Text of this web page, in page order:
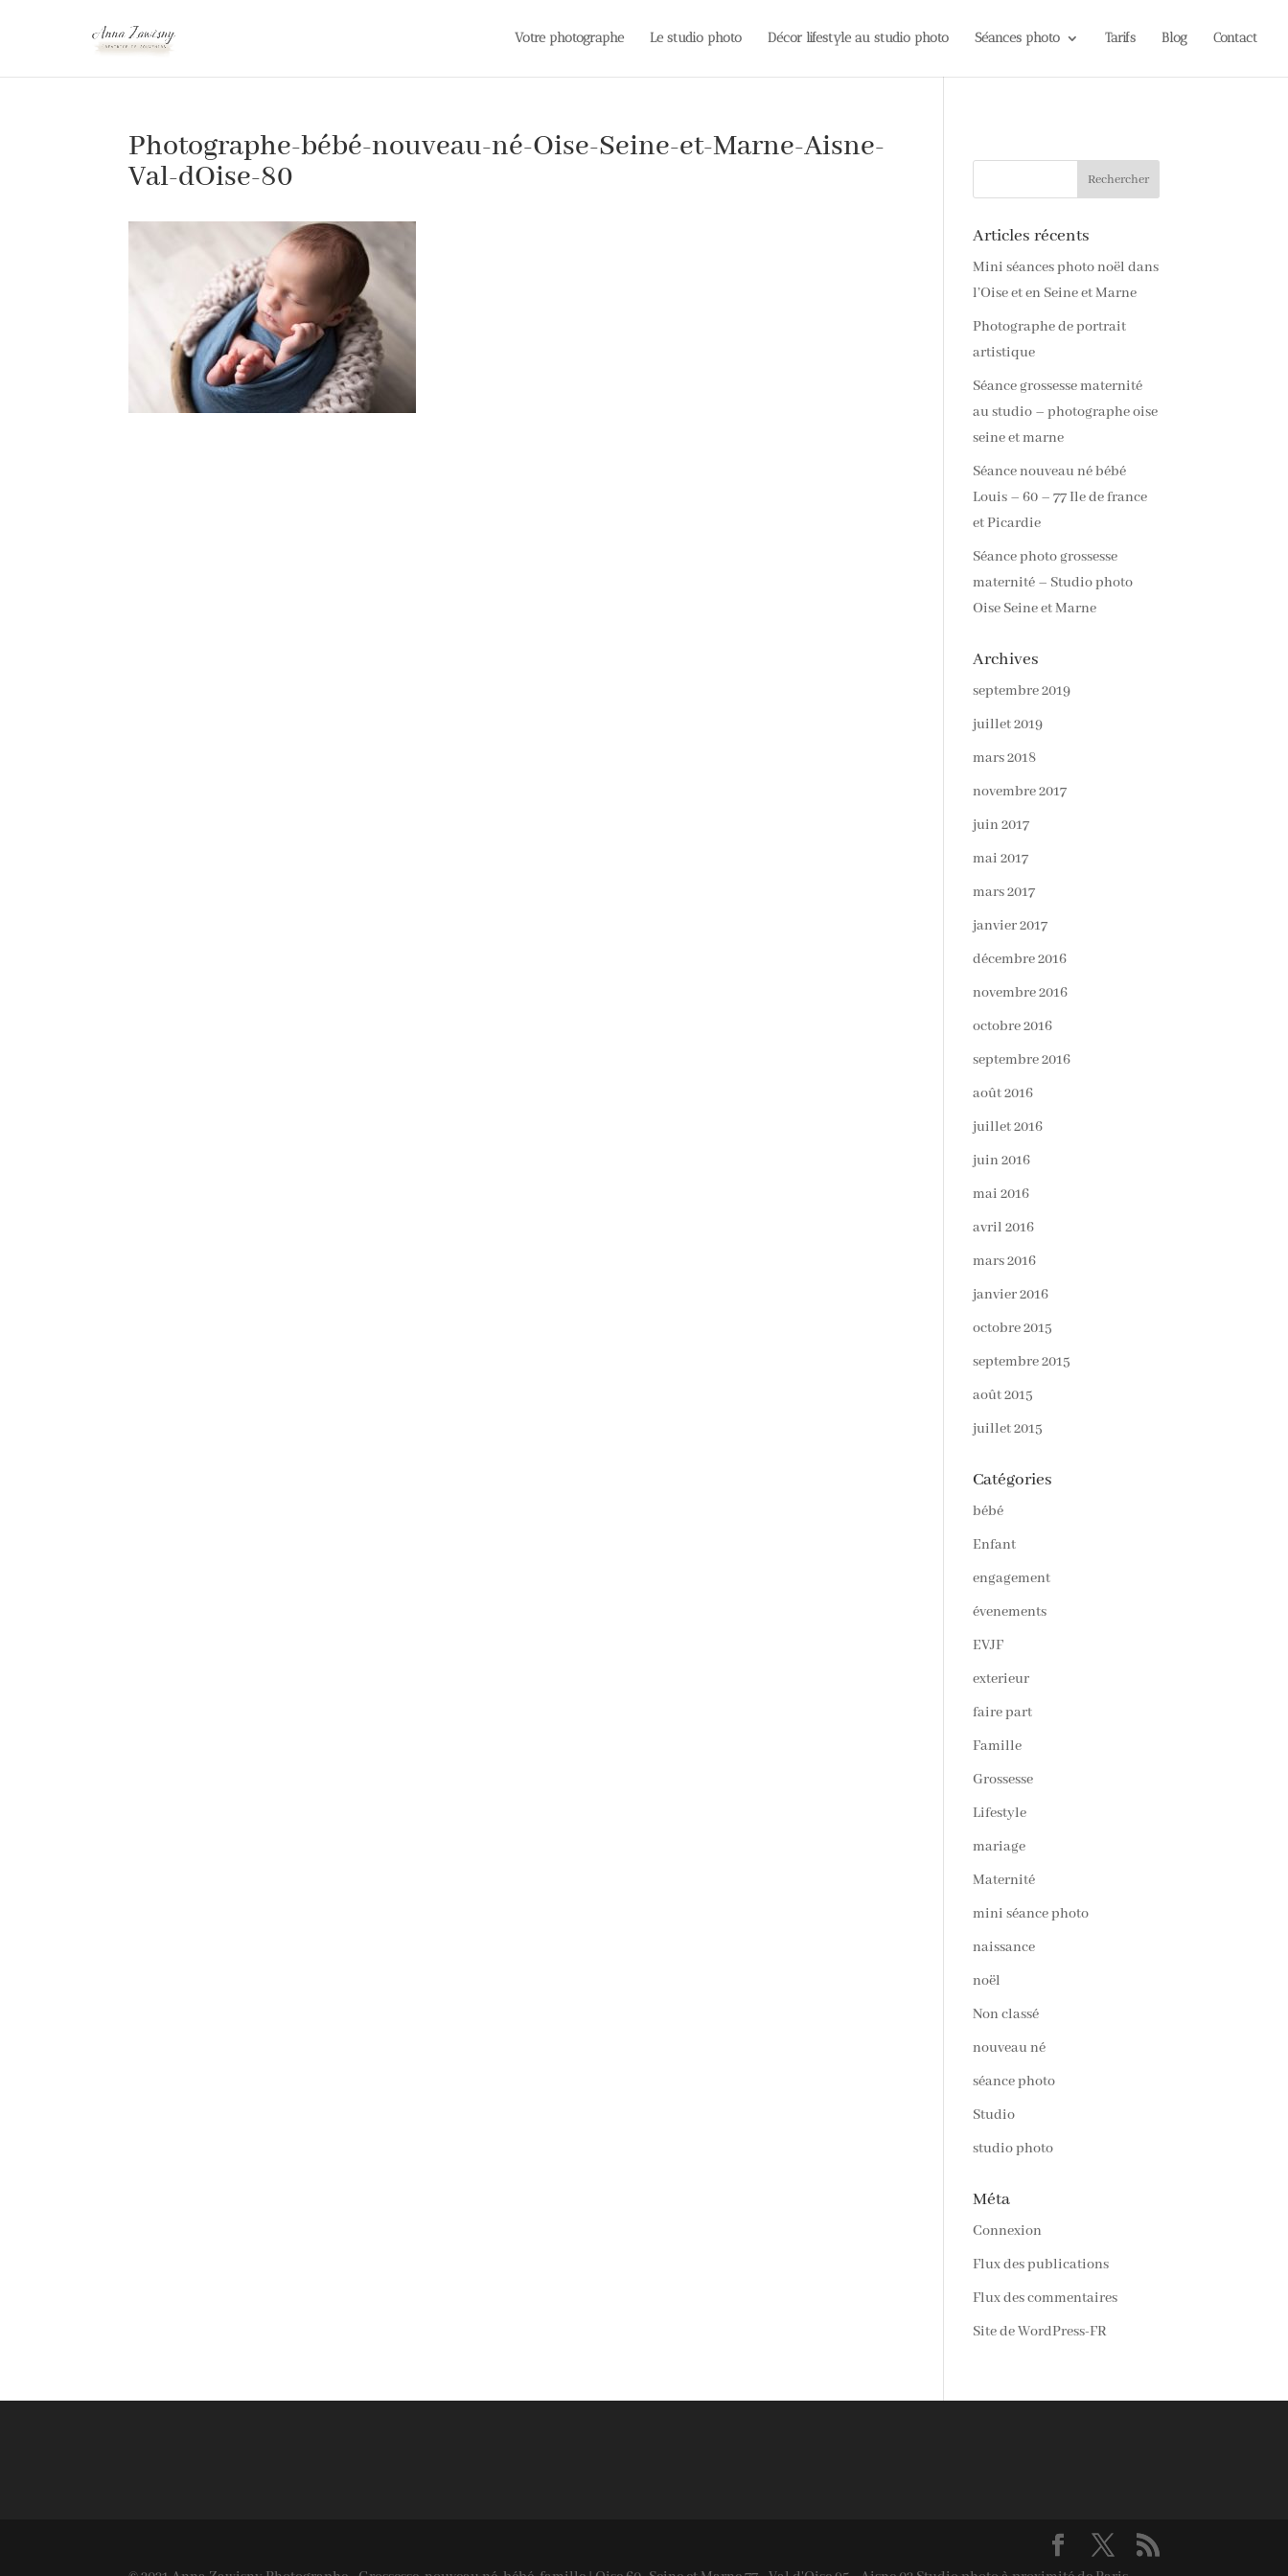
Votre photographe Le studio photo Décor lifestyle au studio photo Séances photo Tarifs Blog Contact
Photographe-bébé-nouveau-né-Oise-Seine-et-Marne-Aisne-
Val-dOise-80
Articles récents
Mini séances photo noël dans
l’Oise et en Seine et Marne
Photographe de portrait
artistique
Séance grossesse maternité
au studio – photographe oise
seine et marne
Séance nouveau né bébé
Louis – 60 – 77 Ile de france
et Picardie
Séance photo grossesse
maternité – Studio photo
Oise Seine et Marne
Archives
septembre 2019
juillet 2019
mars 2018
novembre 2017
juin 2017
mai 2017
mars 2017
janvier 2017
décembre 2016
novembre 2016
octobre 2016
septembre 2016
août 2016
juillet 2016
juin 2016
mai 2016
avril 2016
mars 2016
janvier 2016
octobre 2015
septembre 2015
août 2015
juillet 2015
Catégories
bébé
Enfant
engagement
évenements
EVJF
exterieur
faire part
Famille
Grossesse
Lifestyle
mariage
Maternité
mini séance photo
naissance
noël
Non classé
nouveau né
séance photo
Studio
studio photo
Méta
Connexion
Flux des publications
Flux des commentaires
Site de WordPress-FR